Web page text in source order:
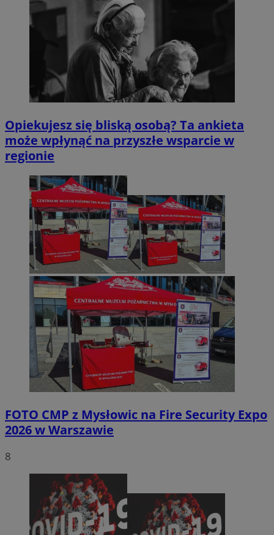
Opiekujesz się bliską osobą? Ta ankieta
może wpłynąć na przyszłe wsparcie w
regionie
FOTO CMP z Mysłowic na Fire Security Expo
2026 w Warszawie
8